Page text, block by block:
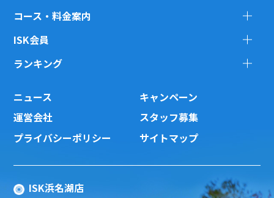
コース・料金案内
ISK会員
ランキング
ニュース
キャンペーン
運営会社
スタッフ募集
プライバシーポリシー
サイトマップ
ISK浜名湖店